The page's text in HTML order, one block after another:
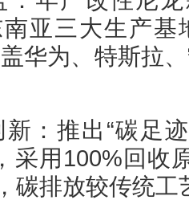
亚三大生产基
华为、特斯拉
：推出“碳足
采用100%回收
碳排放较传统工